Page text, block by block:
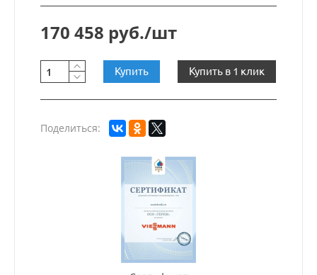
170 458 руб./шт
Купить Купить в 1 клик
Поделиться: